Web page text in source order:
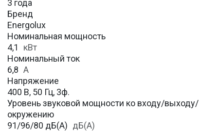
3 года
Бренд
Energolux
Номинальная мощность
4,1
кВт
Номинальный ток
6,8 А
Напряжение
400 В, 50 Гц, 3ф.
Уровень звуковой мощности ко входу/выходу/
окружению
91/96/80 дБ(А) дБ(А)